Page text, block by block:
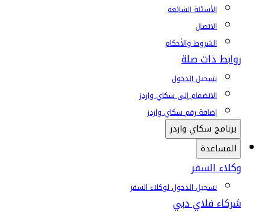
الأسئلة الشائعة
الاتصال
الشروط والأحكام
روابط ذات صلة
تسجيل الدخول
الانضمام إلى سكاي واردز
إضافة رقم سكاي واردز
برنامج سكاي واردز
المساعدة
وكلاء السفر
تسجيل الدخول لوكلاء السفر
شركاء فلاي دبي